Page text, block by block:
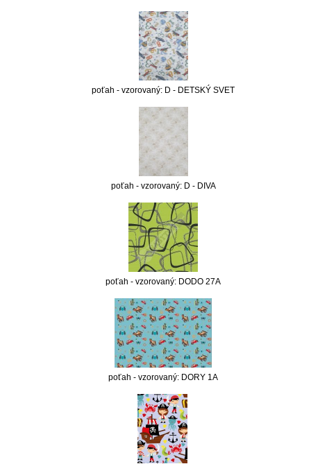
poťah - vzorovaný: D - DETSKÝ SVET
poťah - vzorovaný: D - DIVA
poťah - vzorovaný: DODO 27A
poťah - vzorovaný: DORY 1A